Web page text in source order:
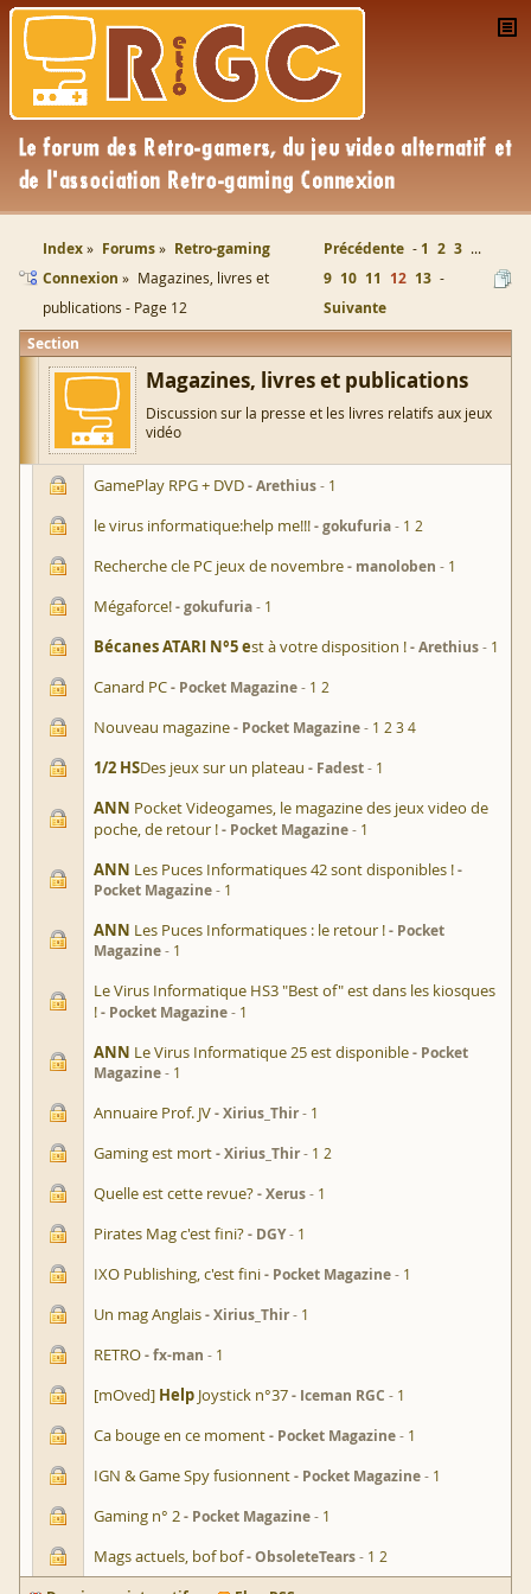
Index Forums
Retro-gaming
Connexion
Magazines, livres et
publications - Page 12
Précédente 1 2 3 ...
9 10 11 12 13
Suivante
Section
Magazines, livres et publications
Discussion sur la presse et les livres relatifs aux jeux
vidéo
GamePlay RPG + DVD Arethius 1
le virus informatique:help me!!! gokufuria 1 2
Recherche cle PC jeux de novembre manoloben 1
Mégaforce! gokufuria 1
Bécanes ATARI N°5 est à votre disposition ! Arethius 1
Canard PC Pocket Magazine 1 2
Nouveau magazine Pocket Magazine 1 2 34
1/2 HSDes jeux sur un plateau Fadest 1
ANN Pocket Videogames, le magazine des jeux video de
poche, de retour !
Pocket Magazine 1
ANN Les Puces Informatiques 42 sont disponibles !
Pocket Magazine 1
ANN Les Puces Informatiques : le retour !
Pocket
Magazine
1
Le Virus Informatique HS3 "Best of" est dans les kiosques
!
Pocket Magazine 1
ANN Le Virus Informatique 25 est disponible
Pocket
Magazine
1
Annuaire Prof. JV Xirius_Thir 1
Gaming est mort Xirius_Thir 1 2
Quelle est cette revue? Xerus 1
Pirates Mag c'est fini? DGY 1
IXO Publishing, c'est fini Pocket Magazine 1
Un mag Anglais Xirius_Thir 1
RETRO fx-man 1
[mOved] Help Joystick n°37 Iceman RGC 1
Ca bouge en ce moment Pocket Magazine 1
IGN & Game Spy fusionnent Pocket Magazine 1
Gaming n° 2 Pocket Magazine 1
Mags actuels, bof bof ObsoleteTears 1 2